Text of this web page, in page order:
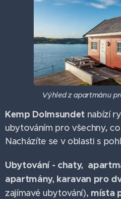
Výhled z apartmánu
Kemp Dolmsundet nabízí
ubytováním pro všechny,
Nacházíte se v oblasti s
Ubytování - chaty,
apartmány, karavan pro
zajímavé ubytování), místa